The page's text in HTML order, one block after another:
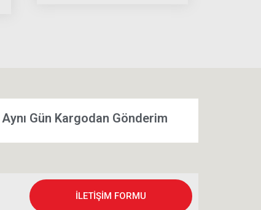
Aynı Gün Kargodan Gönderim
İLETİŞİM FORMU